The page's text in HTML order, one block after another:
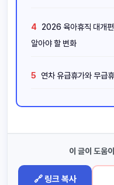
4
2026 육아휴직 대개
알아야 할 변화
5 연차 유급휴가와 무급
이 글이 도움
🔗 링크 복사